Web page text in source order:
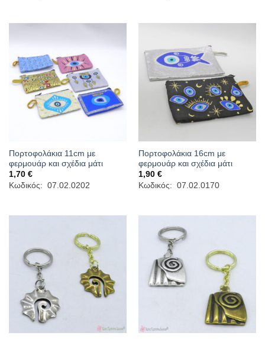
Πορτοφολάκια 11cm με
φερμουάρ και σχέδια μάτι
1,70 €
Κωδικός: 07.02.0202
Πορτοφολάκια 16cm με
φερμουάρ και σχέδια μάτι
1,90 €
Κωδικός: 07.02.0170